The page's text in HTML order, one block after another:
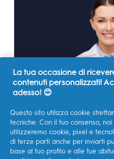
La tua occasione di
contenuti personalizzati!
adesso! 😊
Questo sito utilizza cookie
tecniche. Con il tuo consenso, noi
utilizzeremo cookie, pixel e
di terze parti anche per inviarti
base al tuo profilo e alle tue